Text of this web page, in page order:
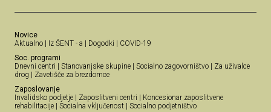
Novice
Aktualno | Iz ŠENT - a | Dogodki | COVID-19
Soc. programi
Dnevni centri | Stanovanjske skupine | Socialno zagovorništvo | Za uživalce
drog | Zavetišče za brezdomce
Zaposlovanje
Invalidsko podjetje | Zaposlitveni centri | Koncesionar zaposlitvene
rehabilitacije | Socialna vključenost | Socialno podjetništvo